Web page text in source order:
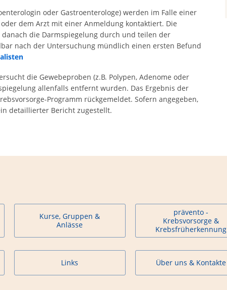
oder Gastroenterologe) werden im Falle einer
dem Arzt mit einer Anmeldung kontaktiert. Die
die Darmspiegelung durch und teilen der
nach der Untersuchung mündlich einen ersten Befund
die Gewebeproben (z.B. Polypen, Adenome oder
allenfalls entfernt wurden. Das Ergebnis der
Programm rückgemeldet. Sofern angegeben,
detaillierter Bericht zugestellt.
Kurse, Gruppen &
Anlässe
prävento -
Krebsvorsorge &
Krebsfrüherkennung
Links Über uns & Kontakte